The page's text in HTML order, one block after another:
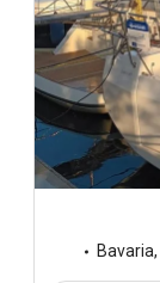
Bavaria,